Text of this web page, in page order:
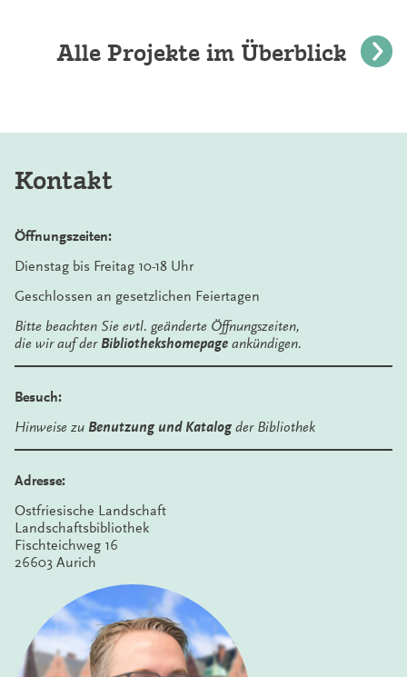
Alle Projekte im Überblick
Kontakt
Öffnungszeiten:
Dienstag bis Freitag 10-18 Uhr
Geschlossen an gesetzlichen Feiertagen
Bitte beachten Sie evtl. geänderte Öffnungszeiten,
die wir auf der Bibliothekshomepage ankündigen.
Besuch:
Hinweise zu Benutzung und Katalog der Bibliothek
Adresse:
Ostfriesische Landschaft
Landschaftsbibliothek
Fischteichweg 16
26603 Aurich